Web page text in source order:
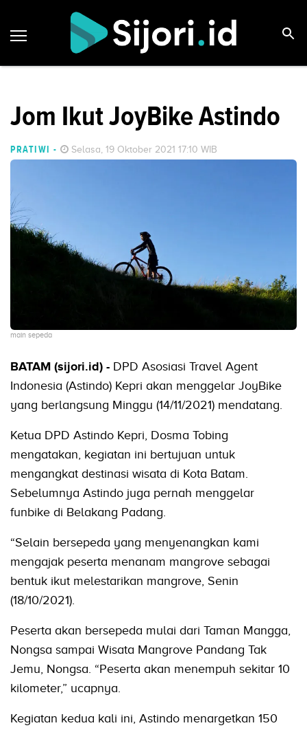
Jom Ikut JoyBike Astindo
PRATIWI - Selasa, 19 Oktober 2021 17:10 WIB
main sepeda
BATAM (sijori.id) - DPD Asosiasi Travel Agent
Indonesia (Astindo) Kepri akan menggelar JoyBike
yang berlangsung Minggu (14/11/2021) mendatang.
Ketua DPD Astindo Kepri, Dosma Tobing
mengatakan, kegiatan ini bertujuan untuk
mengangkat destinasi wisata di Kota Batam.
Sebelumnya Astindo juga pernah menggelar
funbike di Belakang Padang.
“Selain bersepeda yang menyenangkan kami
mengajak peserta menanam mangrove sebagai
bentuk ikut melestarikan mangrove, Senin
(18/10/2021).
Peserta akan bersepeda mulai dari Taman Mangga,
Nongsa sampai Wisata Mangrove Pandang Tak
Jemu, Nongsa. “Peserta akan menempuh sekitar 10
kilometer,” ucapnya.
Kegiatan kedua kali ini, Astindo menargetkan 150